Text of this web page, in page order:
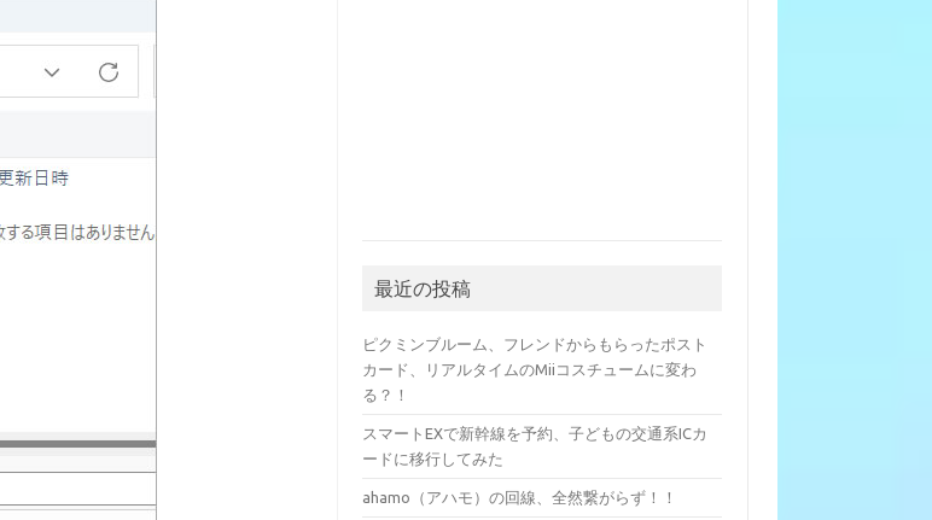
最近の投稿
ピクミンブルーム、フレンドからもらったポスト
カード、リアルタイムのMiiコスチュームに変わ
る？！
スマートEXで新幹線を予約、子どもの交通系ICカ
ードに移行してみた
ahamo（アハモ）の回線、全然繋がらず！！